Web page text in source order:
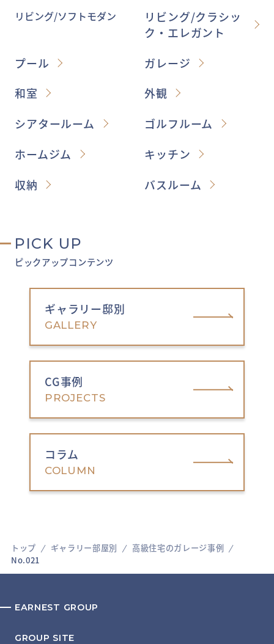
トップ ギャラリー部屋別
高級住宅のガレージ事例
No.021
リビング/ソフトモダン
リビング/クラシッ
ク・エレガント
プール
ガレージ
和室
外観
シアタールーム
ゴルフルーム
ホームジム
キッチン
収納
バスルーム
PICK UP
ピックアップコンテンツ
ギャラリー邸別
GALLERY
CG事例
PROJECTS
コラム
COLUMN
EARNEST GROUP
GROUP SITE